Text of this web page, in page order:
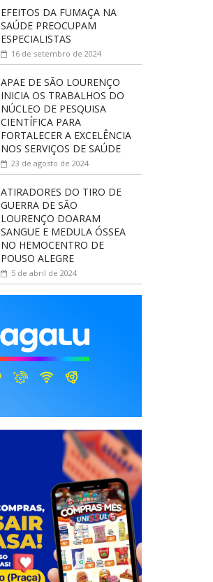
EFEITOS DA FUMAÇA NA
SAÚDE PREOCUPAM
ESPECIALISTAS
16 de setembro de 2024
APAE DE SÃO LOURENÇO
INICIA OS TRABALHOS DO
NÚCLEO DE PESQUISA
CIENTÍFICA PARA
FORTALECER A EXCELÊNCIA
NOS SERVIÇOS DE SAÚDE
23 de agosto de 2024
ATIRADORES DO TIRO DE
GUERRA DE SÃO
LOURENÇO DOARAM
SANGUE E MEDULA ÓSSEA
NO HEMOCENTRO DE
POUSO ALEGRE
5 de abril de 2024